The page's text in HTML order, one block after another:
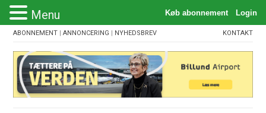
ABONNEMENT |ANNONCERING | NYHEDSBREV KONTAKT
Menu